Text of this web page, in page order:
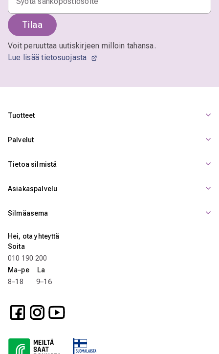
Tilaa
Voit peruuttaa uutiskirjeen milloin tahansa.
Lue lisää tietosuojasta
Tuotteet
Palvelut
Tietoa silmistä
Asiakaspalvelu
Silmäasema
Hei, ota yhteyttä
Soita
010 190 200
Ma–pe La
8–18 9–16